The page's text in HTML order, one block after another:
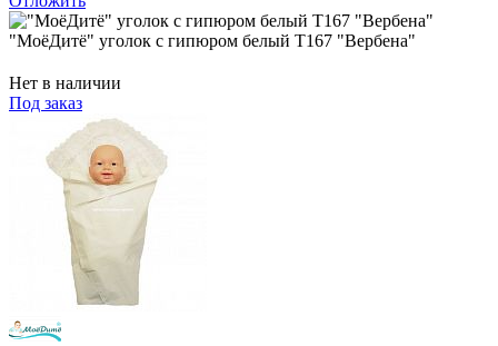
"МоёДитё" уголок с гипюром белый Т167 "Вербена"
Нет в наличии
Под заказ